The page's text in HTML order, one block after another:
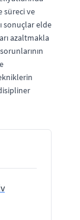
süreci ve
sonuçlar elde
azaltmakla